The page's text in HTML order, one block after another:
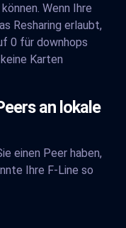
Wenn Ihre
Resharing erlaubt,
0 für downhops
Karten
an lokale
einen Peer haben,
Ihre F-Line so